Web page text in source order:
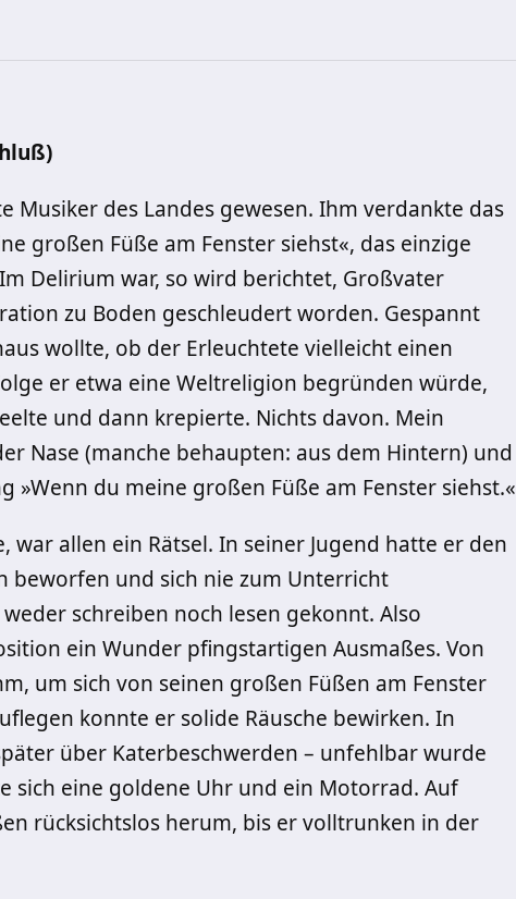
Musiker des Landes gewesen. Ihm verdankte das
großen Füße am Fenster siehst«, das einzige
Delirium war, so wird berichtet, Großvater
zu Boden geschleudert worden. Gespannt
wollte, ob der Erleuchtete vielleicht einen
er etwa eine Weltreligion begründen würde,
und dann krepierte. Nichts davon. Mein
Nase (manche behaupten: aus dem Hintern) und
»Wenn du meine großen Füße am Fenster siehst.«
allen ein Rätsel. In seiner Jugend hatte er den
beworfen und sich nie zum Unterricht
schreiben noch lesen gekonnt. Also
ein Wunder pfingst­artigen Ausmaßes. Von
um sich von seinen großen Füßen am Fenster
konnte er solide Räusche bewirken. In
über Katerbeschwerden – unfehlbar wurde
sich eine goldene Uhr und ein Motorrad. Auf
rücksichtslos herum, bis er volltrunken in der